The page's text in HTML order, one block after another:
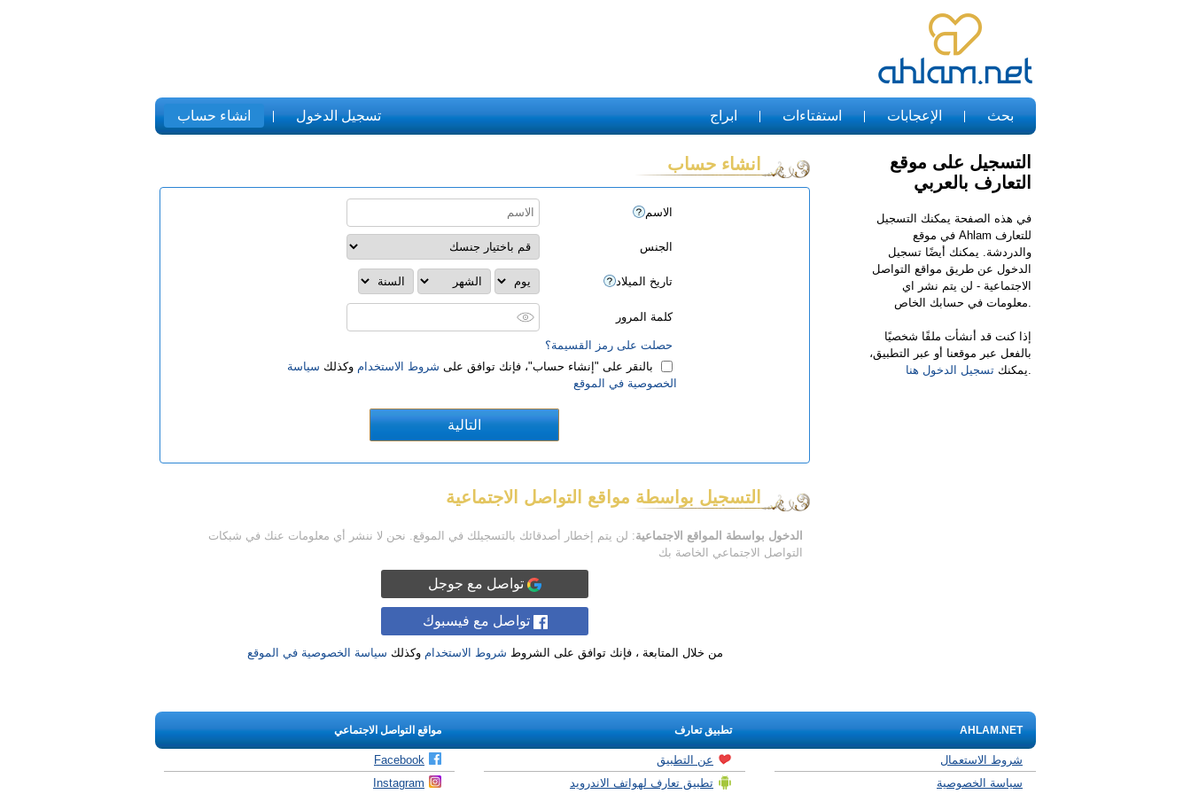
بحث الإعجابات استفتاءات ابراج انشاء حساب تسجيل الدخول
التسجيل على موقع
التعارف بالعربي
في هذه الصفحة يمكنك التسجيل
في موقع Ahlam للتعارف
والدردشة. يمكنك أيضًا تسجيل
الدخول عن طريق مواقع التواصل
الاجتماعية - لن يتم نشر اي
معلومات في حسابك الخاص.
إذا كنت قد أنشأت ملفًا شخصيًا
بالفعل عبر موقعنا أو عبر التطبيق،
يمكنك تسجيل الدخول هنا .
انشاء حساب
الاسم
الجنس
تاريخ الميلاد
كلمة المرور
حصلت على رمز القسيمة؟
بالنقر على "‏إنشاء حساب‏"، فإنك توافق على شروط الاستخدام وكذلك سياسة
الخصوصية في الموقع
التسجيل بواسطة مواقع التواصل الاجتماعية
الدخول بواسطة المواقع الاجتماعية: لن يتم إخطار أصدقائك بالتسجيلك في الموقع. نحن لا ننشر أي معلومات عنك في شبكات
التواصل الاجتماعي الخاصة بك
تواصل مع جوجل
تواصل مع فيسبوك
من خلال المتابعة ، فإنك توافق على الشروط شروط الاستخدام وكذلك سياسة الخصوصية في الموقع
AHLAM.NET تطبيق تعارف مواقع التواصل الاجتماعي
شروط الاستعمال
سياسة الخصوصية
عن التطبيق
تطبيق تعارف لهواتف الاندرويد
Facebook
Instagram